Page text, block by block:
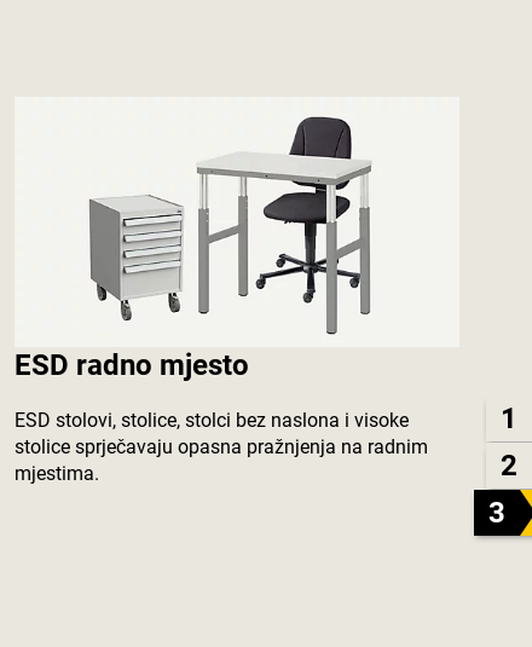
1
2
3
ESD radno mjesto
ESD stolovi, stolice, stolci bez naslona i visoke
stolice sprječavaju opasna pražnjenja na radnim
mjestima.